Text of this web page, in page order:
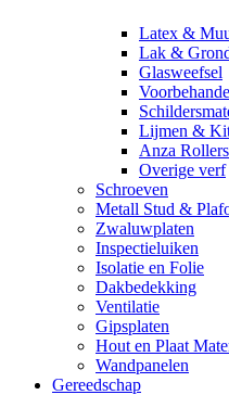
Latex &
Lak &
Glasweefsel
Lijmen &
Anza
Overige verf
Schroeven
Metall Stud &
Zwaluwplaten
Inspectieluiken
Isolatie en Folie
Dakbedekking
Ventilatie
Gipsplaten
Hout en Plaat
Wandpanelen
Gereedschap